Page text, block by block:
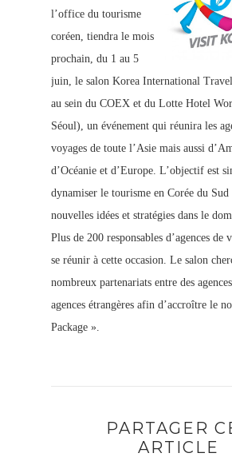
l’office du tourisme
coréen, tiendra le mois
prochain, du 1 au 5
juin, le salon Korea International
au sein du COEX et du Lotte Hotel
Séoul), un événement qui réunira les
voyages de toute l’Asie mais aussi
d’Océanie et d’Europe. L’objectif est
dynamiser le tourisme en Corée du Sud
nouvelles idées et stratégies dans le
Plus de 200 responsables d’agences de
se réunir à cette occasion. Le salon
nombreux partenariats entre des
agences étrangères afin d’accroître le
Package ».
PARTAGER
ARTICLE